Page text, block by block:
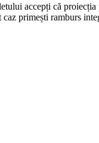
accepți că proiecția
caz primești ramburs